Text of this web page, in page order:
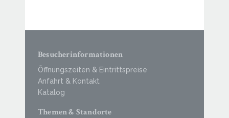
Besucherinformationen
Öffnungszeiten & Eintrittspreise
Anfahrt & Kontakt
Katalog
Themen & Standorte